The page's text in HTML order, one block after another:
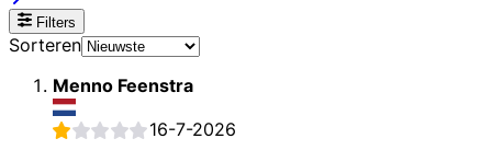
Filters
Sorteren
Menno Feenstra
16-7-2026